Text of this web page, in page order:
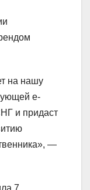
на нашу
e-
и придаст
—
7